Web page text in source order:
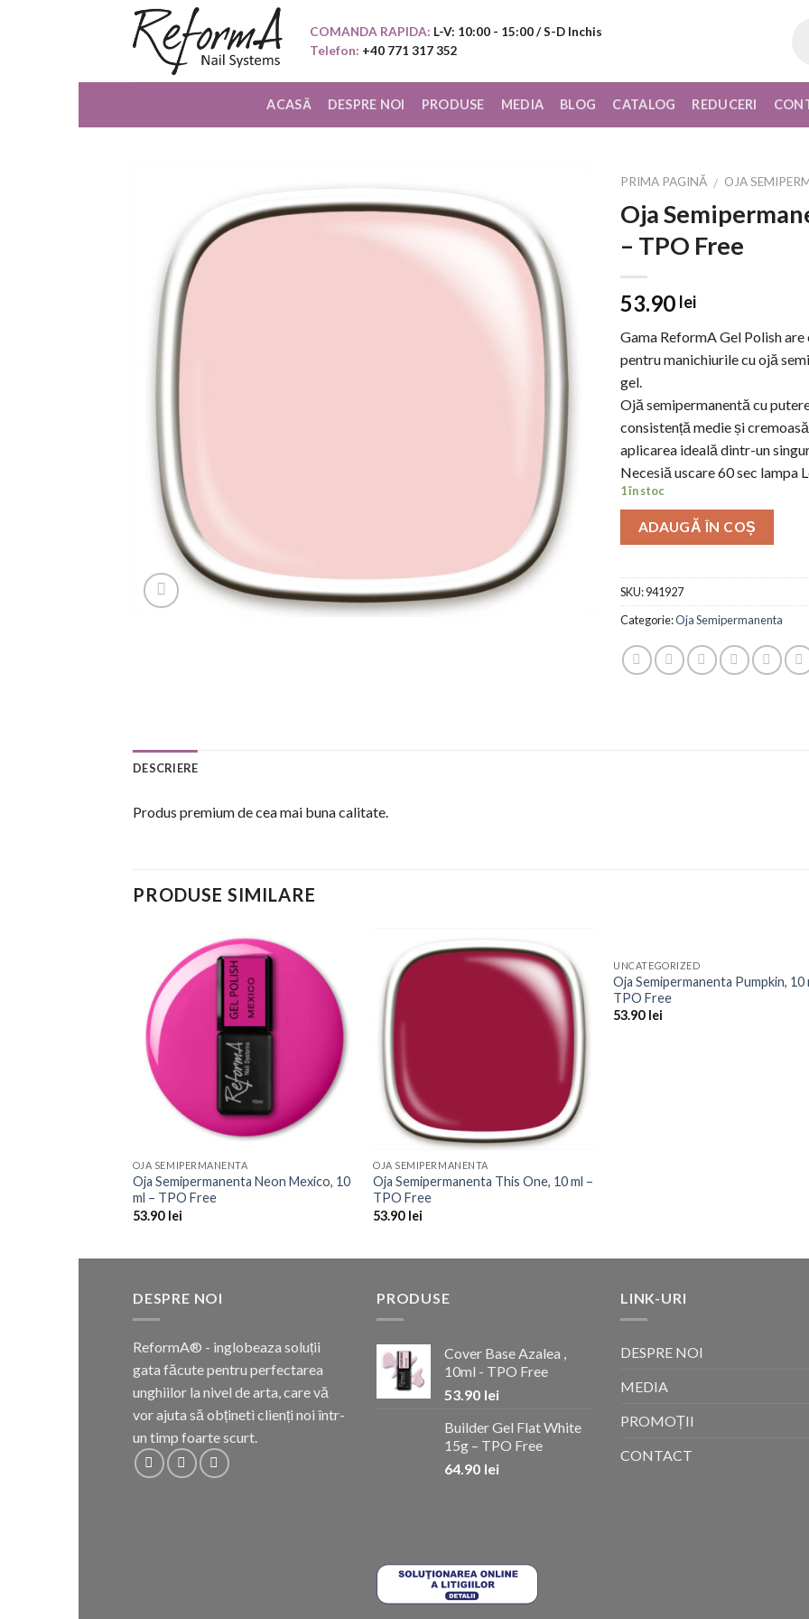
COMANDA RAPIDA: L-V: 10:00 - 15:00 / S-D Inchis
Telefon: +40 771 317 352
ACASĂ DESPRE NOI PRODUSE MEDIA BLOG CATALOG REDUCERI
Wishlist
PRIMA PAGINĂ / OJA
Oja
– TPO Free
53.90 lei
Gama ReformA Gel Polish
pentru manichiurile cu ojă
gel.
Ojă semipermanentă cu
consistență medie și
aplicarea ideală dintr-un
Necesiă uscare 60 sec lampa
1 în stoc
ADAUGĂ ÎN COȘ
SKU:941927
Categorie:Oja Semipermanenta
DESCRIERE
Produs premium de cea mai buna calitate.
PRODUSE SIMILARE
Add to
Wishlist
OJA SEMIPERMANENTA
Oja Semipermanenta Neon Mexico, 10
ml – TPO Free
53.90 lei
Add to
Wishlist
OJA SEMIPERMANENTA
Oja Semipermanenta This One, 10 ml –
TPO Free
53.90 lei
UNCATEGORIZED
Oja Semipermanenta Pumpkin, 10
TPO Free
53.90 lei
DESPRE NOI
ReformA® - inglobeaza soluții
gata făcute pentru perfectarea
unghiilor la nivel de arta, care vă
vor ajuta să obțineti clienți noi într-
un timp foarte scurt.
PRODUSE
Cover Base Azalea ,
10ml - TPO Free
53.90 lei
Builder Gel Flat White
15g – TPO Free
64.90 lei
LINK-URI
DESPRE NOI
MEDIA
PROMOȚII
CONTACT